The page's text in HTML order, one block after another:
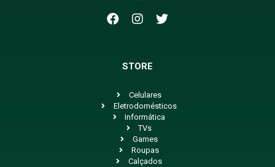
STORE
Celulares
Eletrodomésticos
Informática
TVs
Games
Roupas
Calçados